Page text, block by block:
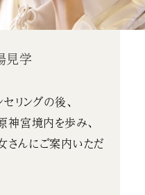
見学
リングの後、
神宮境内を歩み、
んにご案内いただ